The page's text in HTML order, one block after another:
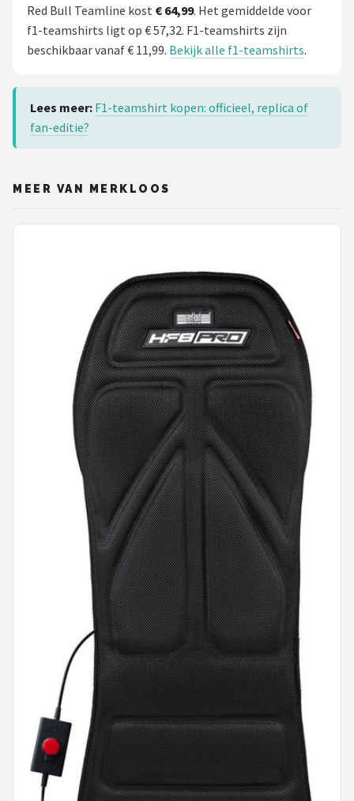
Red Bull Teamline kost € 64,99. Het gemiddelde voor
f1-teamshirts ligt op € 57,32. F1-teamshirts zijn
beschikbaar vanaf € 11,99. Bekijk alle f1-teamshirts.
Lees meer: F1-teamshirt kopen: officieel, replica of
fan-editie?
MEER VAN MERKLOOS